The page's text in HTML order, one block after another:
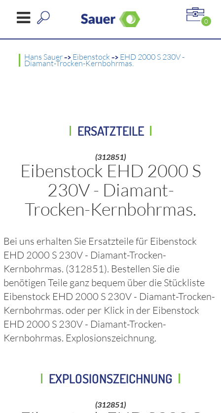
0
Hans Sauer-> Eibenstock-> EHD 2000 S 230V -
Diamant-Trocken-Kernbohrmas.
ERSATZTEILE
(312851)
Eibenstock EHD 2000 S
230V - Diamant-
Trocken-Kernbohrmas.
Bei uns erhalten Sie Ersatzteile für Eibenstock
EHD 2000 S 230V - Diamant-Trocken-
Kernbohrmas. (312851). Bestellen Sie die
benötigen Teile ganz bequem über die Stückliste
Eibenstock EHD 2000 S 230V - Diamant-Trocken-
Kernbohrmas. oder per Klick in der Eibenstock
EHD 2000 S 230V - Diamant-Trocken-
Kernbohrmas. Explosionszeichnung.
EXPLOSIONSZEICHNUNG
(312851)